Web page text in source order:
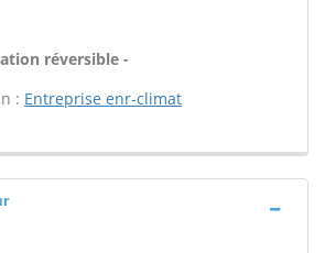
réversible -
: Entreprise enr-climat